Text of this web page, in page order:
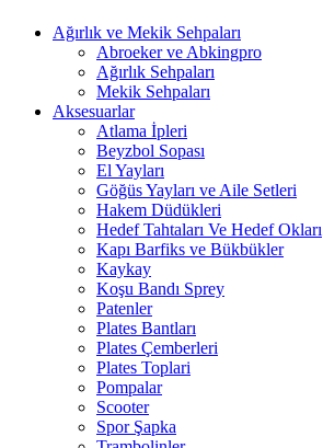
Ağırlık ve Mekik Sehpaları
Abroeker ve Abkingpro
Ağırlık Sehpaları
Mekik Sehpaları
Aksesuarlar
Atlama İpleri
Beyzbol Sopası
El Yayları
Göğüs Yayları ve Aile Setleri
Hakem Düdükleri
Hedef Tahtaları Ve Hedef Okları
Kapı Barfiks ve Bükbükler
Kaykay
Koşu Bandı Sprey
Patenler
Plates Bantları
Plates Çemberleri
Plates Toplari
Pompalar
Scooter
Spor Şapka